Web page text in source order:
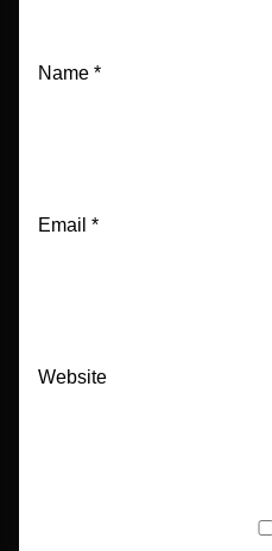
Name *
Email *
Website